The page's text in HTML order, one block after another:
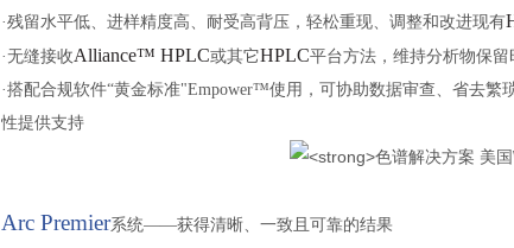
·残留水平低、进样精度高、耐受高背压，轻松重现、调整和改进现有
·无缝接收Alliance™ HPLC或其它HPLC平台方法，维持分析物保
·搭配合规软件“黄金标准"Empower™使用，可协助数据审查、省去繁
性提供支持
Arc Premier系统——获得清晰、一致且可靠的结果